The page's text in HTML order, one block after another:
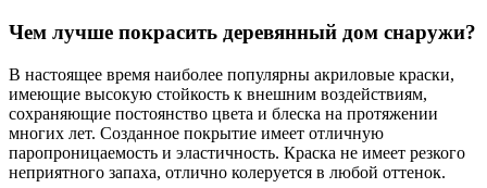
Чем лучше покрасить деревянный дом снаружи?
В настоящее время наиболее популярны акриловые краски,
имеющие высокую стойкость к внешним воздействиям,
сохраняющие постоянство цвета и блеска на протяжении
многих лет. Созданное покрытие имеет отличную
паропроницаемость и эластичность. Краска не имеет резкого
неприятного запаха, отлично колеруется в любой оттенок.